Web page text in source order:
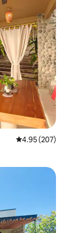
Calificación
4.95 (207)